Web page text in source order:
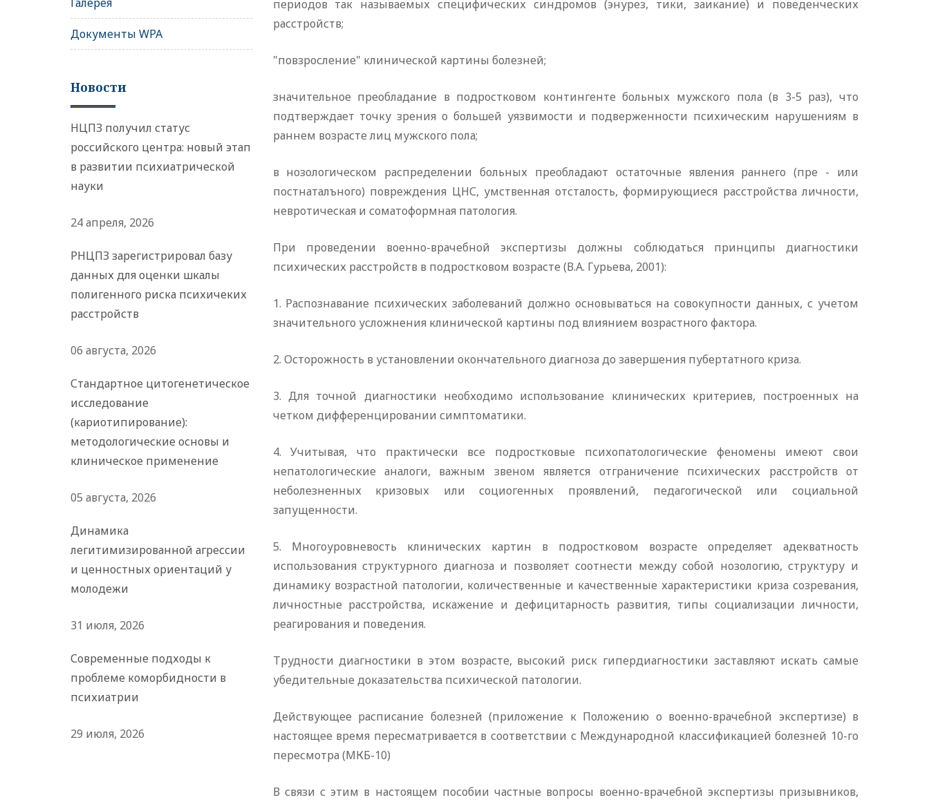
периодов так называемых специфических синдромов (энурез, тики, заикание) и поведенческих
расстройств;
"повзросление" клинической картины болезней;
значительное преобладание в подростковом контингенте больных мужского пола (в 3-5 раз), что
подтверждает точку зрения о большей уязвимости и подверженности психическим нарушениям в
раннем возрасте лиц мужского пола;
в нозологическом распределении больных преобладают остаточные явления раннего (пре - или
постнаталъного) повреждения ЦНС, умственная отсталость, формирующиеся расстройства личности,
невротическая и соматоформная патология.
При проведении военно-врачебной экспертизы должны соблюдаться принципы диагностики
психических расстройств в подростковом возрасте (В.А. Гурьева, 2001):
1. Распознавание психических заболеваний должно основываться на совокупности данных, с учетом
значительного усложнения клинической картины под влиянием возрастного фактора.
2. Осторожность в установлении окончательного диагноза до завершения пубертатного криза.
3. Для точной диагностики необходимо использование клинических критериев, построенных на
четком дифференцировании симптоматики.
4. Учитывая, что практически все подростковые психопатологические феномены имеют свои
непатологические аналоги, важным звеном является отграничение психических расстройств от
неболезненных кризовых или социогенных проявлений, педагогической или социальной
запущенности.
5. Многоуровневость клинических картин в подростковом возрасте определяет адекватность
использования структурного диагноза и позволяет соотнести между собой нозологию, структуру и
динамику возрастной патологии, количественные и качественные характеристики криза созревания,
личностные расстройства, искажение и дефицитарность развития, типы социализации личности,
реагирования и поведения.
Трудности диагностики в этом возрасте, высокий риск гипердиагностики заставляют искать самые
убедительные доказательства психической патологии.
Действующее расписание болезней (приложение к Положению о военно-врачебной экспертизе) в
настоящее время пересматривается в соответствии с Международной классификацией болезней 10-го
пересмотра (МКБ-10)
В связи с этим в настоящем пособии частные вопросы военно-врачебной экспертизы призывников,
Документы WPA
Новости
НЦПЗ получил статус
российского центра: новый этап
в развитии психиатрической
науки
24 апреля, 2026
РНЦПЗ зарегистрировал базу
данных для оценки шкалы
полигенного риска психичеких
расстройств
06 августа, 2026
Стандартное цитогенетическое
исследование
(кариотипирование):
методологические основы и
клиническое применение
05 августа, 2026
Динамика
легитимизированной агрессии
и ценностных ориентаций у
молодежи
31 июля, 2026
Современные подходы к
проблеме коморбидности в
психиатрии
29 июля, 2026